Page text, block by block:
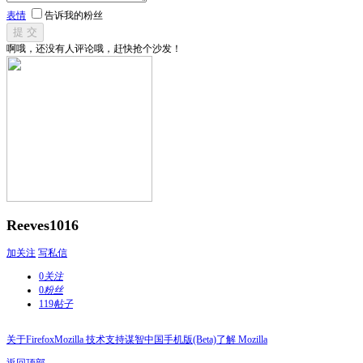
表情 告诉我的粉丝
提 交
啊哦，还没有人评论哦，赶快抢个沙发！
Reeves1016
加关注 写私信
0关注
0粉丝
119帖子
关于FirefoxMozilla 技术支持谋智中国手机版(Beta)了解 Mozilla